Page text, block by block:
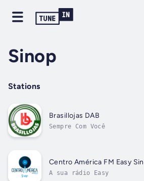
Sinop
Stations
Brasillojas DAB
Sempre Com Você
Centro América FM Easy
A sua rádio Easy